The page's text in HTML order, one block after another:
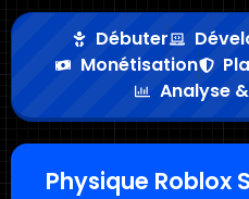
Débuter
Monétisation
Analyse
Physique Roblox